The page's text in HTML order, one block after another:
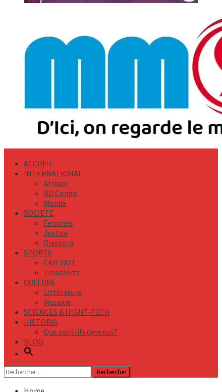
ACCUEIL
INTERNATIONAL
Afrique
RD Congo
Monde
SOCIETE
Femmes
Justice
Diaspora
SPORTS
CAN 2021
Transferts
CULTURE
Littérature
Musique
SCIENCES & HIGHT-TECH
HISTORIA
Que sont-ils devenus?
BLOG
Rechercher :